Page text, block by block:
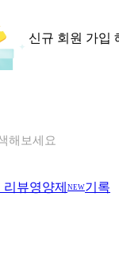
신규 회원 가입
해보세요
리뷰영양제 NEW기록